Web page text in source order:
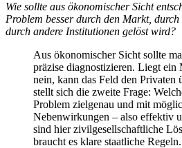
Wie sollte aus ökonomischer Sicht
Problem besser durch den Markt,
durch andere Institutionen gelöst wird?
Aus ökonomischer Sicht sollte
präzise diagnostizieren. Liegt ein
nein, kann das Feld den Privaten
stellt sich die zweite Frage:
Problem zielgenau und mit
Nebenwirkungen – also effektiv
sind hier zivilgesellschaftliche
braucht es klare staatliche